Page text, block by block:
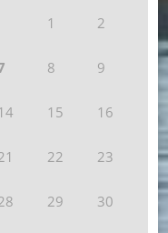
1 2
8 9
14 15 16
22 23
29 30